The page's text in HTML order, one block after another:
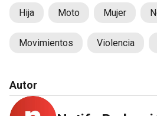
Hija Moto Mujer
Movimientos Violencia
Autor